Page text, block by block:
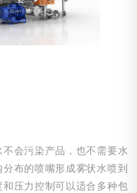
会污染产品，也不需要水
布的喷嘴形成雾状水喷到
压力控制可以适合多种包